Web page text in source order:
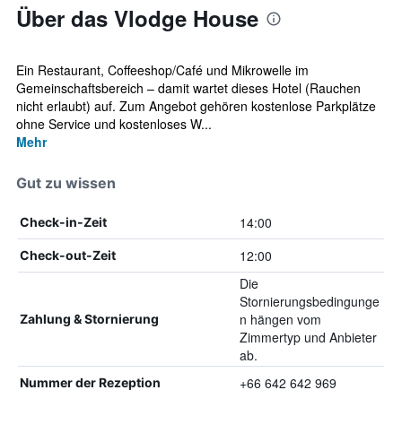
Über das Vlodge House
Ein Restaurant, Coffeeshop/Café und Mikrowelle im
Gemeinschaftsbereich – damit wartet dieses Hotel (Rauchen
nicht erlaubt) auf. Zum Angebot gehören kostenlose Parkplätze
ohne Service und kostenloses W...
Mehr
Gut zu wissen
Check-in-Zeit 14:00
Check-out-Zeit 12:00
Zahlung & Stornierung
Die
Stornierungsbedingunge
n hängen vom
Zimmertyp und Anbieter
ab.
Nummer der Rezeption +66 642 642 969